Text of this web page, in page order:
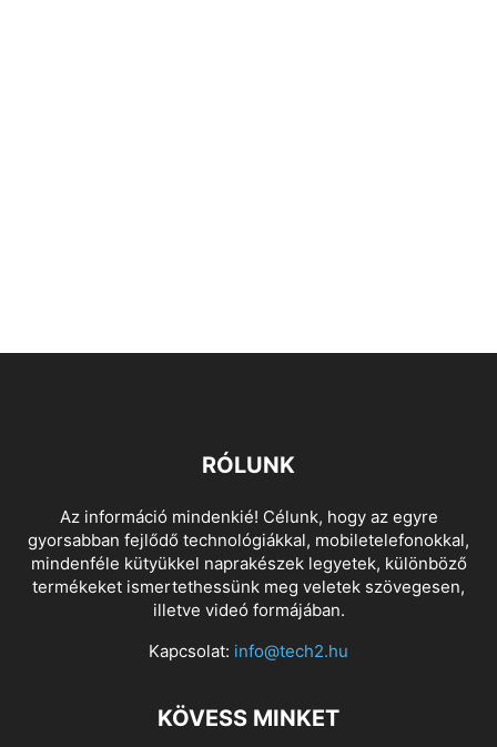
RÓLUNK
Az információ mindenkié! Célunk, hogy az egyre
gyorsabban fejlődő technológiákkal, mobiletelefonokkal,
mindenféle kütyükkel naprakészek legyetek, különböző
termékeket ismertethessünk meg veletek szövegesen,
illetve videó formájában.
Kapcsolat: info@tech2.hu
KÖVESS MINKET